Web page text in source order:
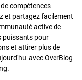
compétences
et partagez facilement
active de
puissants pour
et attirer plus de
avec OverBlog